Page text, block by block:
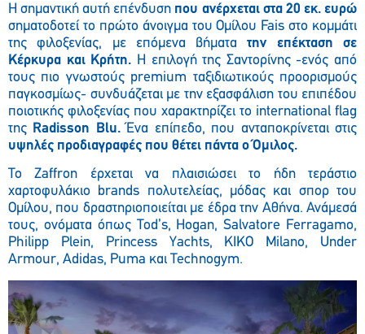
Η σημαντική αυτή επένδυση που ανέρχεται στα 20 εκ. ευρώ
σηματοδοτεί το πρώτο άνοιγμα του Ομίλου Fais στο κομμάτι
της φιλοξενίας, με επόμενα βήματα την επέκταση σε
Κέρκυρα και Κρήτη. Η επιλογή της Σαντορίνης -ενός από
τους πιο γνωστούς premium ταξιδιωτικούς προορισμούς
παγκοσμίως- συνδυάζεται με την εξασφάλιση του επιπέδου
ποιοτικής φιλοξενίας που χαρακτηρίζει το international flag
της Radisson Blu.Ένα επίπεδο, που ανταποκρίνεται στις
υψηλές προδιαγραφές που θέτει πάντα ο Όμιλος.
Το Zaffron έρχεται να πλαισιώσει το ήδη τεράστιο
χαρτοφυλάκιο brands πολυτελείας, μόδας και σπορ του
Ομίλου, που δραστηριοποιείται με έδρα την Αθήνα. Ανάμεσά
τους, ονόματα όπως Tod’s, Hogan, Salvatore Ferragamo,
Philipp Plein, Princess Yachts, KIKO Milano, Under
Armour, Adidas, Puma και Technogym.